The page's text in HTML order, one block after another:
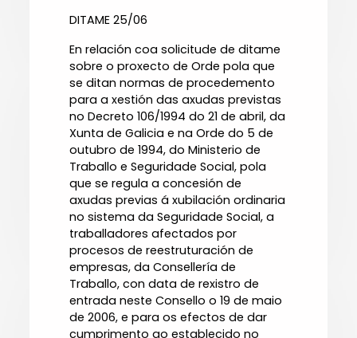
DITAME 25/06
En relación coa solicitude de ditame
sobre o proxecto de Orde pola que
se ditan normas de procedemento
para a xestión das axudas previstas
no Decreto 106/1994 do 21 de abril, da
Xunta de Galicia e na Orde do 5 de
outubro de 1994, do Ministerio de
Traballo e Seguridade Social, pola
que se regula a concesión de
axudas previas á xubilación ordinaria
no sistema da Seguridade Social, a
traballadores afectados por
procesos de reestruturación de
empresas, da Consellería de
Traballo, con data de rexistro de
entrada neste Consello o 19 de maio
de 2006, e para os efectos de dar
cumprimento ao establecido no